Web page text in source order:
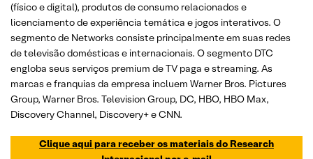
(físico e digital), produtos de consumo relacionados e
licenciamento de experiência temática e jogos interativos. O
segmento de Networks consiste principalmente em suas redes
de televisão domésticas e internacionais. O segmento DTC
engloba seus serviços premium de TV paga e streaming. As
marcas e franquias da empresa incluem Warner Bros. Pictures
Group, Warner Bros. Television Group, DC, HBO, HBO Max,
Discovery Channel, Discovery+ e CNN.
Clique aqui para receber os materiais do Research